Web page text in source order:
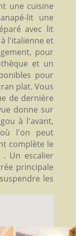
une cuisine
lit une
avec lit
l'italienne et
pour
et un
pour
plat. Vous
de dernière
donne sur
à l'avant,
l'on peut
complète le
Un escalier
principale
les